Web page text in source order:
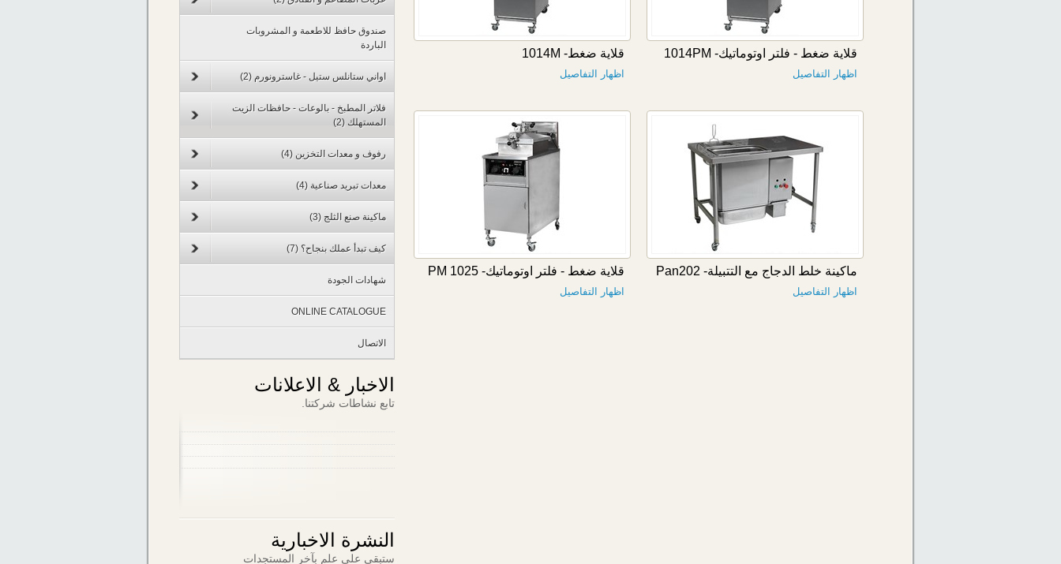
قلاية ضغط- 1014M
اظهار التفاصيل
قلاية ضغط - فلتر اوتوماتيك- 1014PM
اظهار التفاصيل
قلاية ضغط - فلتر اوتوماتيك- 1025 PM
اظهار التفاصيل
ماكينة خلط الدجاج مع التتبيلة- Pan202
اظهار التفاصيل
صندوق حافظ للاطعمة و المشروبات
الباردة
اواني ستانلس ستيل - غاسترونورم (2)
فلاتر المطبخ - بالوعات - حافظات الزيت
المستهلك (2)
رفوف و معدات التخزين (4)
معدات تبريد صناعية (4)
ماكينة صنع الثلج (3)
كيف تبدأ عملك بنجاح؟ (7)
شهادات الجودة
ONLINE CATALOGUE
الاتصال
الاخبار & الاعلانات
تابع نشاطات شركتنا.
النشرة الاخبارية
ستبقى على علم بآخر المستجدات